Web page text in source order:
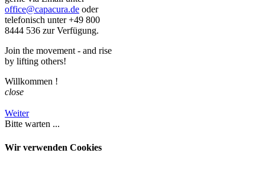
office@capacura.de oder
telefonisch unter +49 800
8444 536 zur Verfügung.
Join the movement - and rise
by lifting others!
Willkommen !
close
Weiter
Bitte warten ...
Wir verwenden Cookies